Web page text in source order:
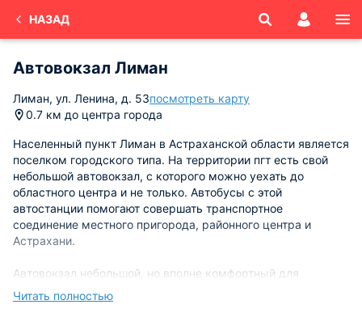
НАЗАД
Автовокзал Лиман
Лиман, ул. Ленина, д. 53посмотреть карту
0.7 км до центра города
Населенный пункт Лиман в Астраханской области является
поселком городского типа. На территории пгт есть свой
небольшой автовокзал, с которого можно уехать до
областного центра и не только. Автобусы с этой
автостанции помогают совершать транспортное
соединение местного пригорода, районного центра и
Астрахани.
Автовокзал небольшой, но вполне комфортный для
недолгого ожидания. Здесь предусмотрен туалет, билетная
касса, скамейки для сидения, небольшие пункты
Читать полностью